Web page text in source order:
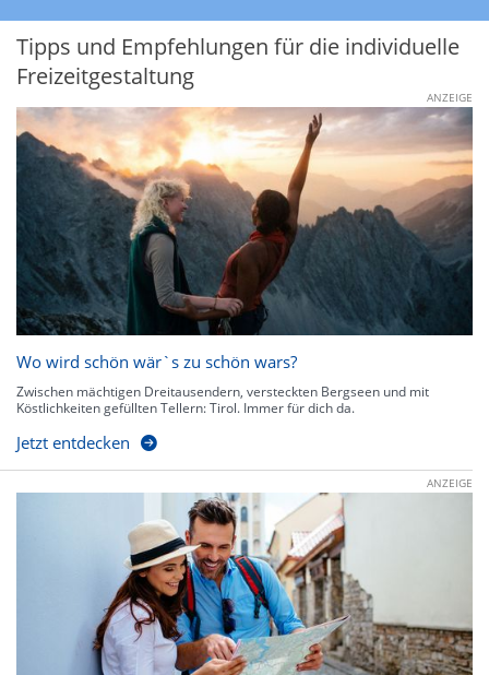
Tipps und Empfehlungen für die individuelle
Freizeitgestaltung
ANZEIGE
Wo wird schön wär`s zu schön wars?
Zwischen mächtigen Dreitausendern, versteckten Bergseen und mit
Köstlichkeiten gefüllten Tellern: Tirol. Immer für dich da.
Jetzt entdecken
ANZEIGE